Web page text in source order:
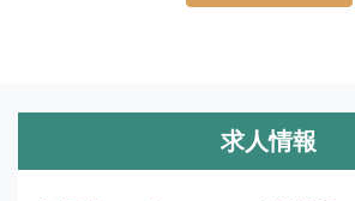
求人情報